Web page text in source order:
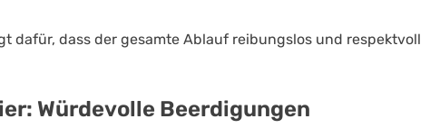
dafür, dass der gesamte Ablauf reibungslos und respektvoll
Würdevolle Beerdigungen